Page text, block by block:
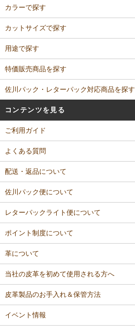
カラーで探す
カットサイズで探す
用途で探す
特価販売商品を探す
佐川パック・レターパック対応商品を探す
コンテンツを見る
ご利用ガイド
よくある質問
配送・返品について
佐川パック便について
レターパックライト便について
ポイント制度について
革について
当社の皮革を初めて使用される方へ
皮革製品のお手入れ＆保管方法
イベント情報